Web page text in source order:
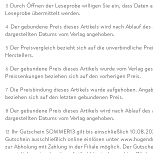
3 Durch Öffnen der Leseprobe willigen Sie ein, dass Daten
Leseprobe übermittelt werden.
4 Der gebundene Preis dieses Artikels wird nach Ablauf
dargestellten Datums vom Verlag angehoben.
5 Der Preisvergleich bezieht sich auf die unverbindliche
Herstellers.
6 Der gebundene Preis dieses Artikels wurde vom Verlag
Preissenkungen beziehen sich auf den vorherigen Preis.
7 Die Preisbindung dieses Artikels wurde aufgehoben.
beziehen sich auf den letzten gebundenen Preis.
8 Der gebundene Preis dieses Artikels wird nach Ablauf
dargestellten Datums vom Verlag angehoben.
12 Ihr Gutschein SOMMER13 gilt bis einschließlich
Gutschein ausschließlich online einlösen unter
zur Abholung mit Zahlung in der Filiale möglich. Der